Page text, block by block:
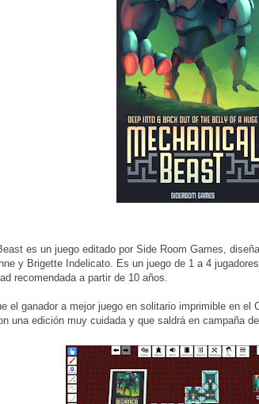
es un juego editado por Side Room Games,
y Brigette Indelicato. Es un juego de 1 a 4
recomendada a partir de 10 años.
el ganador a mejor juego en solitario imprimible en el
una edición muy cuidada y que saldrá en campaña